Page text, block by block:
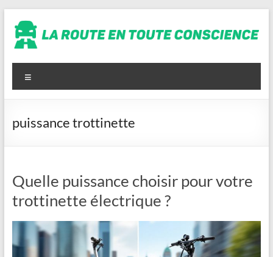
contenu
La
route
en
toute
conscience
puissance trottinette
Quelle puissance choisir pour votre
trottinette électrique ?